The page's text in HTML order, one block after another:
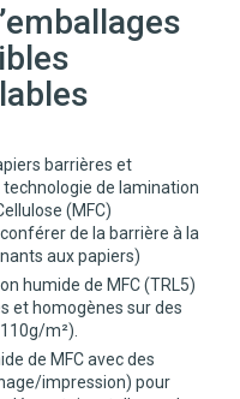
barrières et
de lamination
(MFC)
de la barrière à la
aux papiers)
humide de MFC (TRL5)
et homogènes sur des
m²).
de MFC avec des
impression) pour